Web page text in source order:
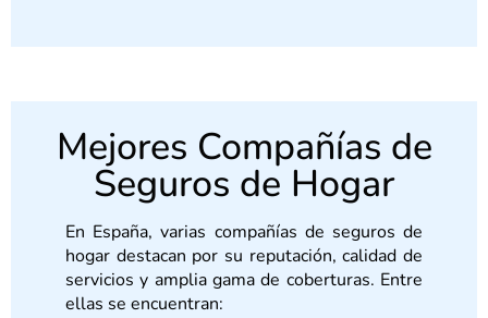
Mejores Compañías de
Seguros de Hogar
En España, varias compañías de seguros de
hogar destacan por su reputación, calidad de
servicios y amplia gama de coberturas. Entre
ellas se encuentran: